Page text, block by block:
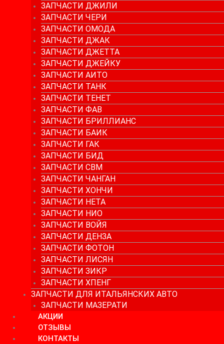
ЗАПЧАСТИ ДЖИЛИ
ЗАПЧАСТИ ЧЕРИ
ЗАПЧАСТИ ОМОДА
ЗАПЧАСТИ ДЖАК
ЗАПЧАСТИ ДЖЕТТА
ЗАПЧАСТИ ДЖЕЙКУ
ЗАПЧАСТИ АИТО
ЗАПЧАСТИ ТАНК
ЗАПЧАСТИ ТЕНЕТ
ЗАПЧАСТИ ФАВ
ЗАПЧАСТИ БРИЛЛИАНС
ЗАПЧАСТИ БАИК
ЗАПЧАСТИ ГАК
ЗАПЧАСТИ БИД
ЗАПЧАСТИ СВМ
ЗАПЧАСТИ ЧАНГАН
ЗАПЧАСТИ ХОНЧИ
ЗАПЧАСТИ НЕТА
ЗАПЧАСТИ НИО
ЗАПЧАСТИ ВОЙЯ
ЗАПЧАСТИ ДЕНЗА
ЗАПЧАСТИ ФОТОН
ЗАПЧАСТИ ЛИСЯН
ЗАПЧАСТИ ЗИКР
ЗАПЧАСТИ ХПЕНГ
ЗАПЧАСТИ ДЛЯ ИТАЛЬЯНСКИХ АВТО
ЗАПЧАСТИ МАЗЕРАТИ
АКЦИИ
ОТЗЫВЫ
КОНТАКТЫ